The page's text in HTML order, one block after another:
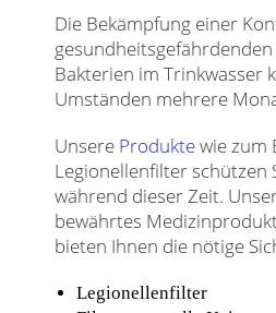
Die Bekämpfung einer
Bakterien im Trinkwasser
Umständen mehrere
Unsere Produktewie zum
Legionellenfilter schützen
während dieser Zeit.
bewährtes
bieten Ihnen die nötige
Legionellenfilter